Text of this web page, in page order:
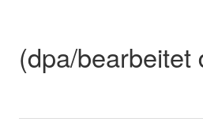
(dpa/bearbeitet